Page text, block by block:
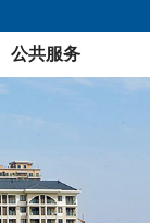
公共服务